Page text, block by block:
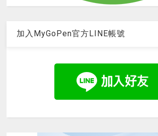
加入MyGoPen官方LINE帳號